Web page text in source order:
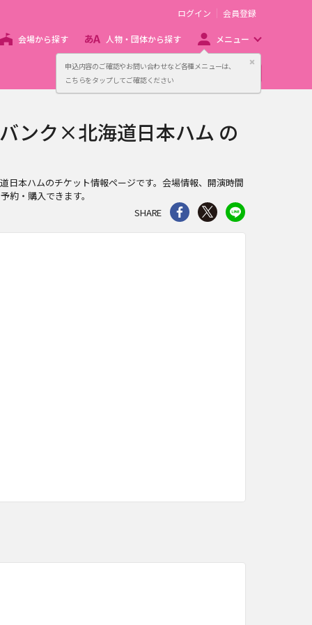
申込内容のご確認やお問い合わせなど各種メニューは、
こちらをタップしてご確認ください
閉じる
ログイン 会員登録
会場から探す 人物・団体から探す メニュー
主催者向け販売サービス
ンク×北海道日本ハム の
本ハムのチケット情報ページです。会場情報、開演時間
・購入できます。
SHARE
シェア Twitter